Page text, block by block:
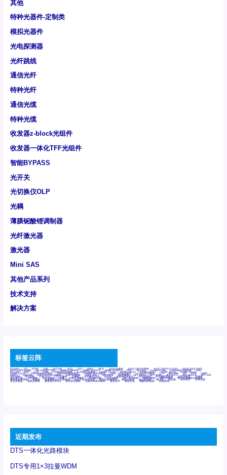
其他
特种光器件-定制类
模拟光器件
光电探测器
光纤跳线
通信光纤
特种光纤
通信光缆
特种光缆
收发器z-block光组件
收发器一体化TFF光组件
智能BYPASS
光开关
光切换仪OLP
光耦
薄膜铌酸锂调制器
光纤激光器
激光器
Mini SAS
其他产品系列
技术支持
解决方案
标签云阵
6Tx6Rx 8T 8T8R 24R 24T24R 24Tx 25G 48Rx 48Tx 100G光模块 400G OSFP光模块 400G QSFP112 DR4 800G DR8 OSFP
800G OSFP光模块 AD7606国产替代 AFBR-57B4APZ AFBR-1528CZ AFBR-2528CZ AOC Bypass Camera Link CWDM波分复用器 DAS
DC~4M DSS DTS DVS GYMB光纤连接器 GYM光纤连接器 HFBR-1531Z HFBR-2531Z HFBR-4501Z HFBR-4503Z HFBR-4511Z
HFBR-4513Z J599A6光纤连接器 J599A8光电连接器 J599MT光纤连接器 J599Ⅰ光电连接器 LC超短型光模块 LGA Mini SAS MT POB QSFP
QSFP+ QSFP28 QSFP28 100G光模块 QSFP28笼座 QSFP 40G QSFP笼座 RP连接器 SFF-8431 SFF-8436 SFF-8472 SFF-8654 4i SFP 10G
SFP MSA SFP笼座 Z-BLOCK 万兆交换机 交换机 光切换仪OLP 光开关 光模块笼子座子 光电探测器 光电编码器模块 光电连接器 光端机
光纤激光器 光纤跳线 光纤连接器 光耦 全国产交换机 军品级光耦 千兆交换机 国产化光模块 射频光模块 微型光模块 微型可插拔BGA光模块
微型波分复用器 探测器 收发模块光学引擎组件 机架式光纤收发器 模拟光发射模块 模拟光器件 波分复用器 测试版 激光器 特种光纤 特种光缆
百兆交换机 相机光模块 紧凑型DWDM 网管型交换机 表贴式单路光模块 通信光纤 通信光缆 铌酸锂调制器 高速线缆
近期发布
DTS一体化光路模块
DTS专用1×3拉曼WDM